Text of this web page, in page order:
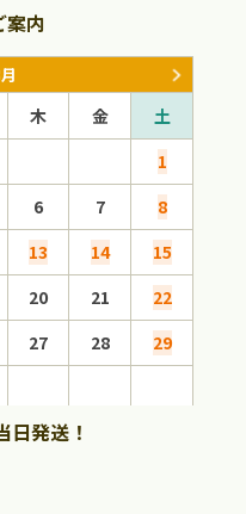
案内
木 金
土
1
6 7
8
13 14
15
20 21
22
27 28
29
日発送！